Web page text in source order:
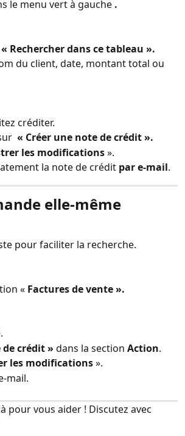
le menu vert à gauche .
« Rechercher dans ce tableau ».
du client, date, montant total ou
créditer.
« Créer une note de crédit ».
les modifications ».
la note de crédit par e-mail.
elle-même
pour faciliter la recherche.
« Factures de vente ».
crédit » dans la section Action.
les modifications ».
mail.
pour vous aider ! Discutez avec